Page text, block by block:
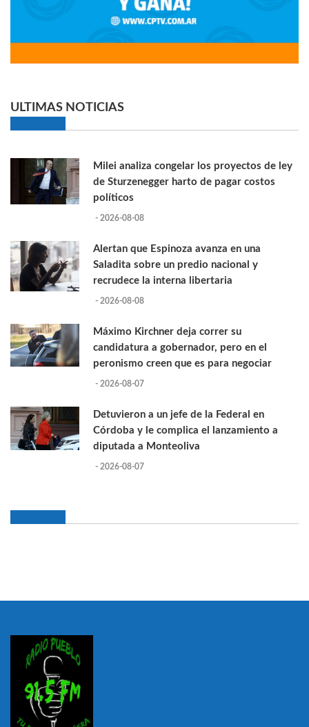
ULTIMAS NOTICIAS
Milei analiza congelar los proyectos de ley
de Sturzenegger harto de pagar costos
políticos
- 2026-08-08
Alertan que Espinoza avanza en una
Saladita sobre un predio nacional y
recrudece la interna libertaria
- 2026-08-08
Máximo Kirchner deja correr su
candidatura a gobernador, pero en el
peronismo creen que es para negociar
- 2026-08-07
Detuvieron a un jefe de la Federal en
Córdoba y le complica el lanzamiento a
diputada a Monteoliva
- 2026-08-07